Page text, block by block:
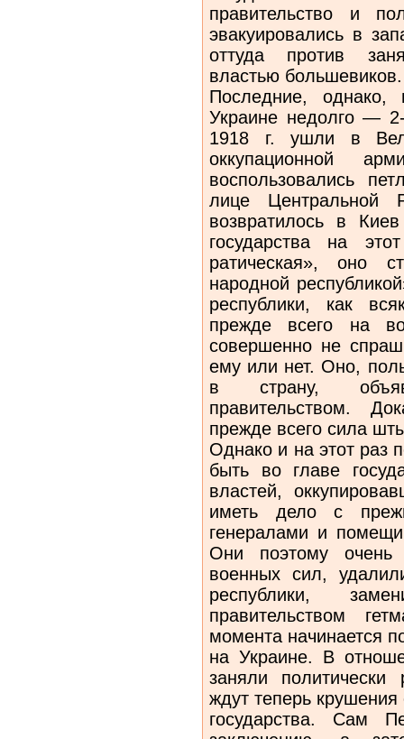
правительство и
эвакуировались в
от­туда против
властью большеви­ков.
Последние,
Украине не­долго —
1918 г. ушли в
оккупационной
воспользовались
лице Цен­тральной
возвратилось в
государства на
ратическая», оно
народной
республики, как
прежде всего на
совершенно не
ему или нет. Оно,
в страну,
правительством.
прежде всего сила
Однако и на этот раз
быть во главе
властей,
иметь дело с
генералами и
Они поэтому очень
военных сил,
республики,
правительством
момента начинается
на Украине. В
заняли
ждут теперь крушения
государства. Сам